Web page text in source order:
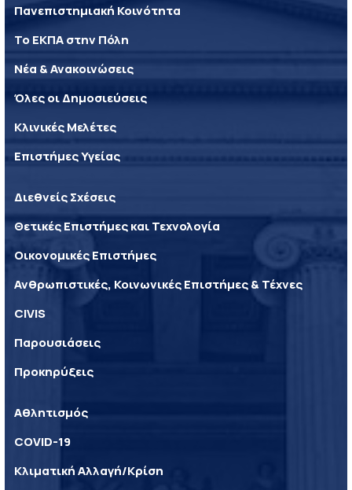
Πανεπιστημιακή Κοινότητα
Το ΕΚΠΑ στην Πόλη
Νέα & Ανακοινώσεις
Όλες οι Δημοσιεύσεις
Κλινικές Μελέτες
Επιστήμες Υγείας
Διεθνείς Σχέσεις
Θετικές Επιστήμες και Τεχνολογία
Οικονομικές Επιστήμες
Ανθρωπιστικές, Κοινωνικές Επιστήμες & Τέχνες
CIVIS
Παρουσιάσεις
Προκηρύξεις
Αθλητισμός
COVID-19
Κλιματική Αλλαγή/Κρίση